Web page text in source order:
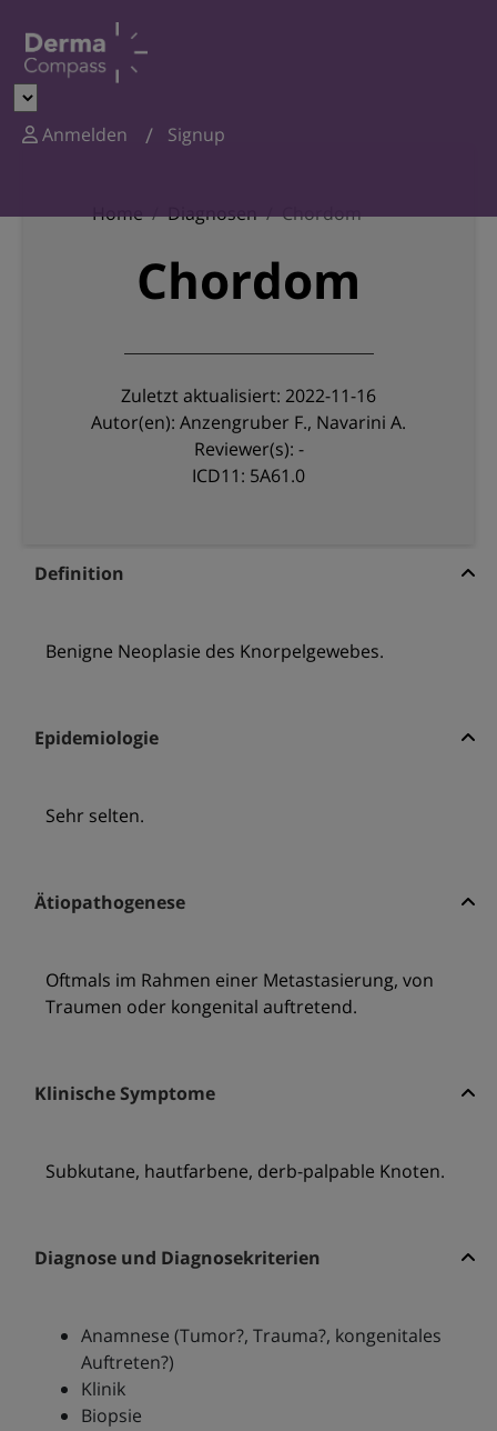
Anmelden Signup
Home Diagnosen Chordom
Chordom
Zuletzt aktualisiert: 2022-11-16
Autor(en): Anzengruber F., Navarini A.
Reviewer(s): -
ICD11: 5A61.0
Definition
Benigne Neoplasie des Knorpelgewebes.
Epidemiologie
Sehr selten.
Ätiopathogenese
Oftmals im Rahmen einer Metastasierung, von
Traumen oder kongenital auftretend.
Klinische Symptome
Subkutane, hautfarbene, derb-palpable Knoten.
Diagnose und Diagnosekriterien
Anamnese (Tumor?, Trauma?, kongenitales
Auftreten?)
Klinik
Biopsie